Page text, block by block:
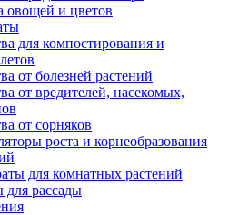
овощей и цветов
для компостирования и
от болезней растений
от вредителей, насекомых,
от сорняков
роста и корнеобразования
для комнатных растений
для рассады